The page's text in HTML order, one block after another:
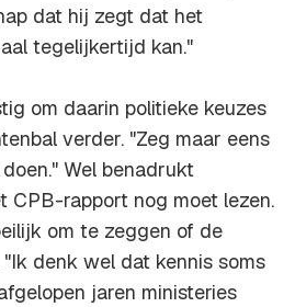
dat hij zegt dat het
tegelijkertijd kan."
om daarin politieke keuzes
verder. "Zeg maar eens
Wel benadrukt
CPB-rapport nog moet lezen.
om te zeggen of de
denk wel dat kennis soms
jaren ministeries